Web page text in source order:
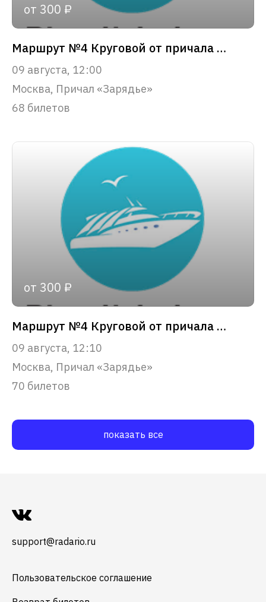
от 300 ₽
Маршрут №4 Круговой от причала «Зарядье»
09 августа, 12:00
Москва, Причал «Зарядье»
68 билетов
от 300 ₽
Маршрут №4 Круговой от причала «Зарядье»
09 августа, 12:10
Москва, Причал «Зарядье»
70 билетов
показать все
support@radario.ru
Пользовательское соглашение